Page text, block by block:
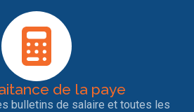
de la paye
bulletins de salaire et toutes les